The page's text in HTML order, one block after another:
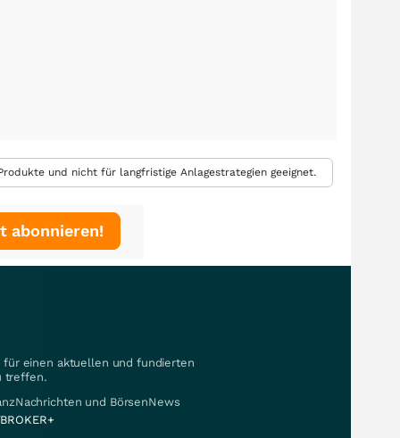
und nicht für langfristige Anlagestrategien geeignet.
abonnieren!
für einen aktuellen und fundierten
treffen.
und BörsenNews